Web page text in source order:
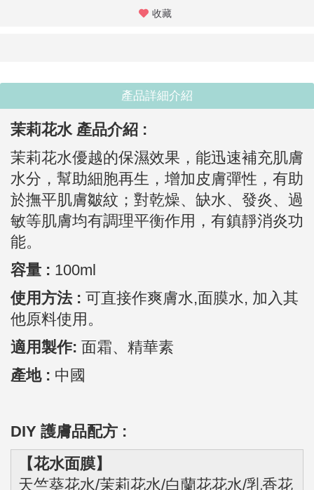
收藏
產品詳細介紹
茉莉花水 產品介紹 :
茉莉花水優越的保濕效果，能迅速補充肌膚
水分，幫助細胞再生，增加皮膚彈性，有助
於撫平肌膚皺紋；對乾燥、缺水、發炎、過
敏等肌膚均有調理平衡作用，有鎮靜消炎功
能。
容量 : 100ml
使用方法 : 可直接作爽膚水,面膜水, 加入其
他原料使用。
適用製作: 面霜、精華素
產地 : 中國
DIY 護膚品配方 :
【花水面膜】
天竺葵花水/茉莉花水/白蘭花花水/乳香花